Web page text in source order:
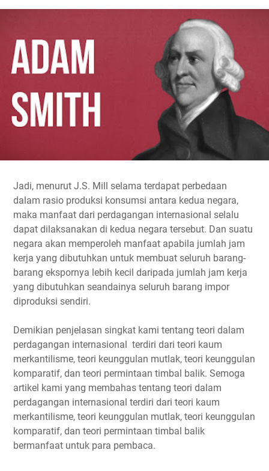
Jadi, menurut J.S. Mill selama terdapat perbedaan
dalam rasio produksi konsumsi antara kedua negara,
maka manfaat dari perdagangan internasional selalu
dapat dilaksanakan di kedua negara tersebut. Dan suatu
negara akan memperoleh manfaat apabila jumlah jam
kerja yang dibutuhkan untuk membuat seluruh barang-
barang ekspornya lebih kecil daripada jumlah jam kerja
yang dibutuhkan seandainya seluruh barang impor
diproduksi sendiri.
Demikian penjelasan singkat kami tentang teori dalam
perdagangan internasional terdiri dari teori kaum
merkantilisme, teori keunggulan mutlak, teori keunggulan
komparatif, dan teori permintaan timbal balik. Semoga
artikel kami yang membahas tentang teori dalam
perdagangan internasional terdiri dari teori kaum
merkantilisme, teori keunggulan mutlak, teori keunggulan
komparatif, dan teori permintaan timbal balik
bermanfaat untuk para pembaca.